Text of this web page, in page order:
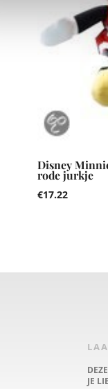
Disney
rode jurkje
€17.22
JE